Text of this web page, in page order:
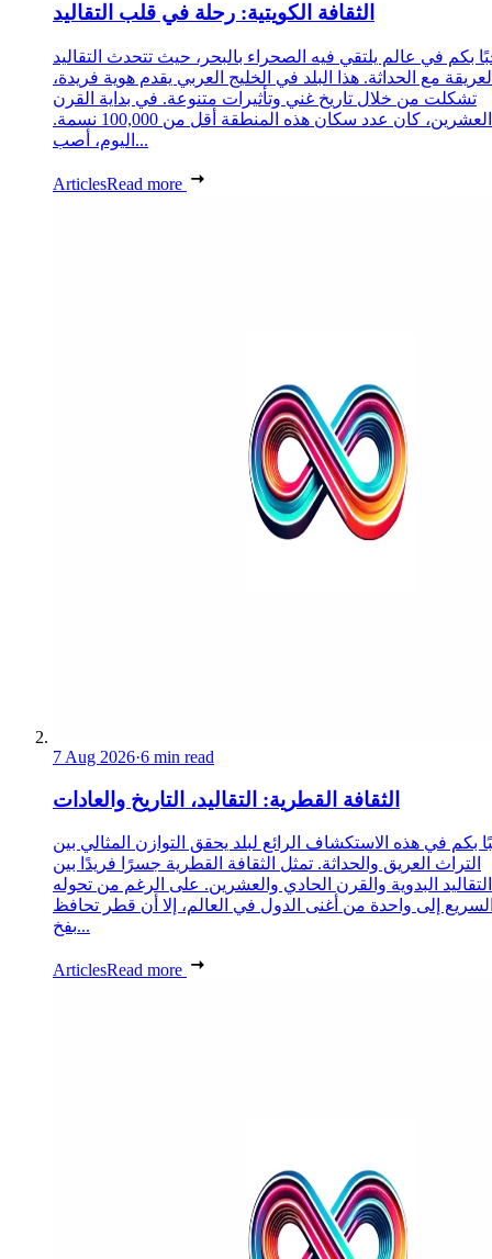
الثقافة الكويتية: رحلة في قلب التقاليد
بكم في عالم يلتقي فيه الصحراء بالبحر، حيث تتحدث التقاليد
مع الحداثة. هذا البلد في الخليج العربي يقدم هوية فريدة،
تشكلت من خلال تاريخ غني وتأثيرات متنوعة. في بداية القرن
العشرين، كان عدد سكان هذه المنطقة أقل من 100,000 نسمة.
اليوم، أصب...
ArticlesRead more
7 Aug 2026·6 min read
الثقافة القطرية: التقاليد، التاريخ والعادات
بكم في هذه الاستكشاف الرائع لبلد يحقق التوازن المثالي بين
التراث العريق والحداثة. تمثل الثقافة القطرية جسرًا فريدًا بين
التقاليد البدوية والقرن الحادي والعشرين. على الرغم من تحوله
إلى واحدة من أغنى الدول في العالم، إلا أن قطر تحافظ
بفخ...
ArticlesRead more